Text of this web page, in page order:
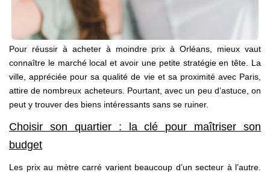
Nos Témoignages
Contact
ESPACE CLIENT
Pour réussir à acheter à moindre prix à Orléans, mieux vaut
connaître le marché local et avoir une petite stratégie en tête. La
ville, appréciée pour sa qualité de vie et sa proximité avec Paris,
attire de nombreux acheteurs. Pourtant, avec un peu d’astuce, on
peut y trouver des biens intéressants sans se ruiner.
Choisir son quartier : la clé pour maîtriser son
budget
Les prix au mètre carré varient beaucoup d’un secteur à l’autre.